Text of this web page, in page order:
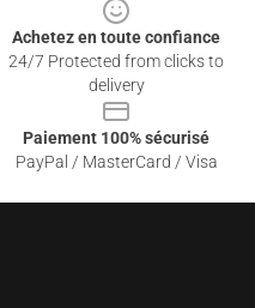
Achetez en toute confiance
24/7 Protected from clicks to
delivery
Paiement 100% sécurisé
PayPal / MasterCard / Visa